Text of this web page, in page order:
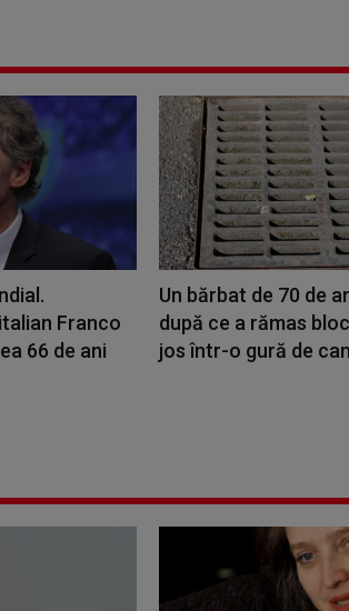
Franco
66 de ani
Un bărbat de 70 de
după ce a rămas
jos într-o gură de